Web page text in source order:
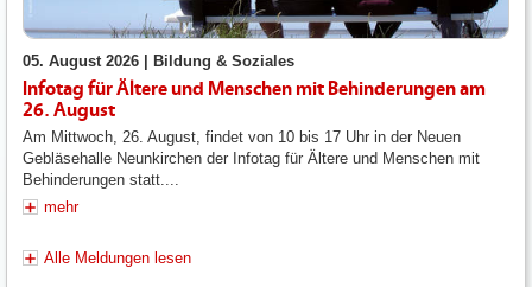
05. August 2026 | Bildung & Soziales
Infotag für Ältere und Menschen mit Behinderungen am
26. August
Am Mittwoch, 26. August, findet von 10 bis 17 Uhr in der Neuen
Gebläsehalle Neunkirchen der Infotag für Ältere und Menschen mit
Behinderungen statt....
mehr
Alle Meldungen lesen